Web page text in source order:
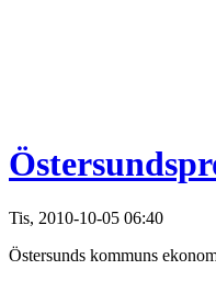
Tis, 2010-10-05 06:40
Östersunds kommuns